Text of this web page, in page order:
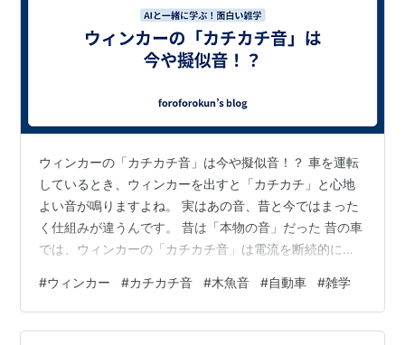
ウィンカーの「カチカチ音」は今や擬似音！？ 車を運転
しているとき、ウィンカーを出すと「カチカチ」と心地
よい音が鳴りますよね。 実はあの音、昔と今ではまった
く仕組みが違うんです。 昔は「本物の音」だった 昔の車
では、ウィンカーの「カチカチ音」は電流を断続的に
スイッチが物理的に切り替わる音が、あのカチカチ音だ
ったのです。 今は「擬似音（フェイクサウンド）」 最近
の車では電子化が進み、ウィンカーの切り替えもリレー
#ウィンカー #カチカチ音 #木魚音 #自動車 #雑学